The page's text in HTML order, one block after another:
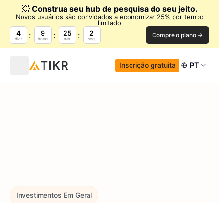
💥 Construa seu hub de pesquisa do seu jeito.
Novos usuários são convidados a economizar 25% por tempo
limitado
4
dias
9
horas
25
min.
0
seg. Compre o plano →
Inscrição gratuita PT
Investimentos Em Geral